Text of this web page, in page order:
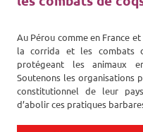
Au Pérou comme en France
la corrida et les combats
protégeant les animaux
Soutenons les organisations
constitutionnel de leur
d’abolir ces pratiques